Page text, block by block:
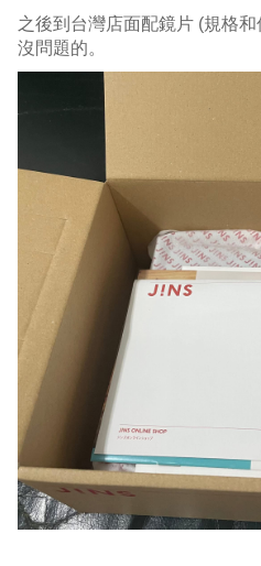
之後到台灣店面配鏡片 (規格
沒問題的。